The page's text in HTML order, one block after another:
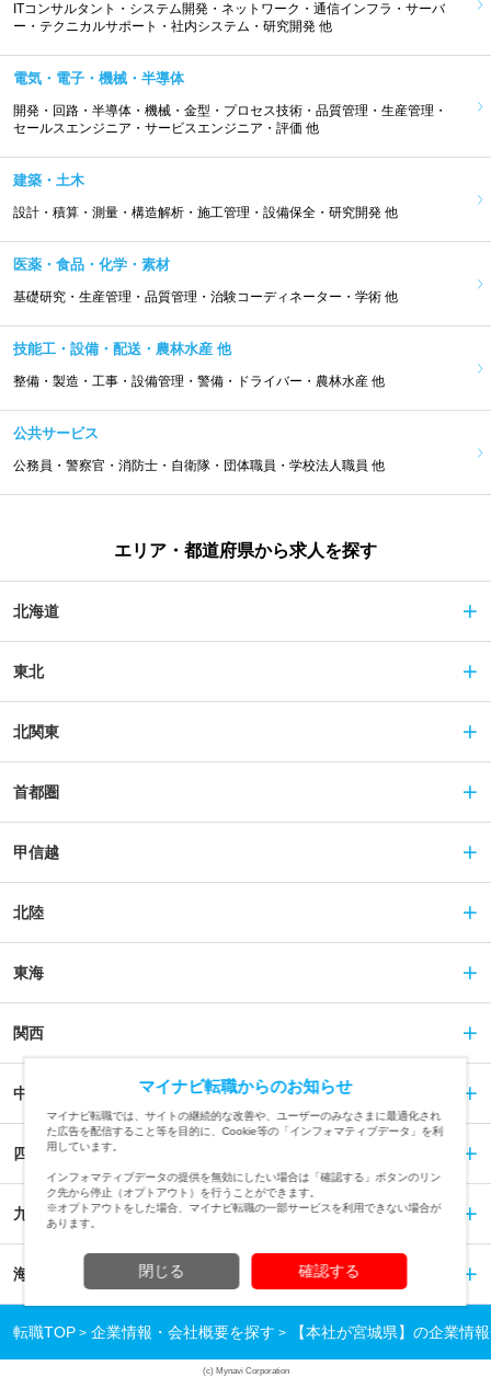
ITコンサルタント・システム開発・ネットワーク・通信インフラ・サーバ
ー・テクニカルサポート・社内システム・研究開発 他
電気・電子・機械・半導体
開発・回路・半導体・機械・金型・プロセス技術・品質管理・生産管理・
セールスエンジニア・サービスエンジニア・評価 他
建築・土木
設計・積算・測量・構造解析・施工管理・設備保全・研究開発 他
医薬・食品・化学・素材
基礎研究・生産管理・品質管理・治験コーディネーター・学術 他
技能工・設備・配送・農林水産 他
整備・製造・工事・設備管理・警備・ドライバー・農林水産 他
公共サービス
公務員・警察官・消防士・自衛隊・団体職員・学校法人職員 他
エリア・都道府県から求人を探す
北海道
東北
北関東
首都圏
甲信越
北陸
東海
関西
中国
四国
九州
海外
転職TOP 企業情報・会社概要を探す 【本社が宮城県】の企業情
(c) Mynavi Corporation
マイナビ転職からのお知らせ
マイナビ転職では、サイトの継続的な改善や、ユーザーのみなさまに最適化され
た広告を配信すること等を目的に、Cookie等の「インフォマティブデータ」を利
用しています。
インフォマティブデータの提供を無効にしたい場合は「確認する」ボタンのリン
ク先から停止（オプトアウト）を行うことができます。
※オプトアウトをした場合、マイナビ転職の一部サービスを利用できない場合が
あります。
閉じる 確認する